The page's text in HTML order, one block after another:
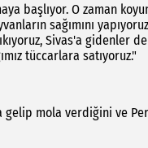
başlıyor. O zaman
sağımını
Sivas'a gidenler
tüccarlara satıyoruz."
gelip mola verdiğini ve